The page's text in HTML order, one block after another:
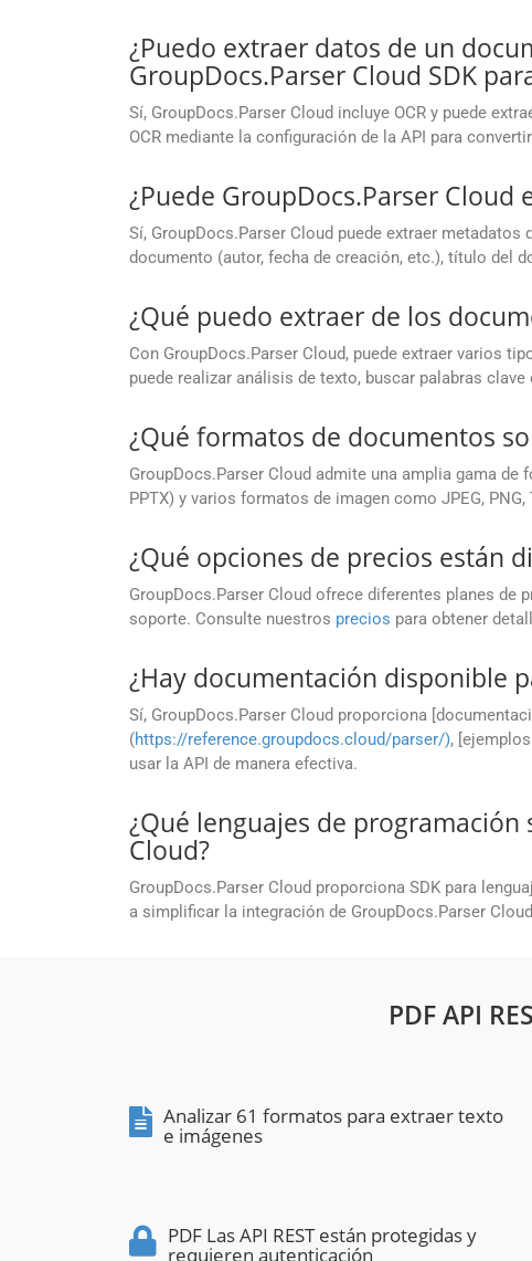
¿Puedo extraer datos de un
GroupDocs.Parser Cloud SDK
Sí, GroupDocs.Parser Cloud incluye OCR y puede
OCR mediante la configuración de la API para
¿Puede GroupDocs.Parser
Sí, GroupDocs.Parser Cloud puede extraer
documento (autor, fecha de creación, etc.), título del
¿Qué puedo extraer de los
Con GroupDocs.Parser Cloud, puede extraer varios
puede realizar análisis de texto, buscar palabras
¿Qué formatos de documentos
GroupDocs.Parser Cloud admite una amplia gama de
PPTX) y varios formatos de imagen como JPEG, PNG,
¿Qué opciones de precios están
GroupDocs.Parser Cloud ofrece diferentes planes
soporte. Consulte nuestros precios para obtener
¿Hay documentación disponible
Sí, GroupDocs.Parser Cloud proporciona
(https://reference.groupdocs.cloud/parser/),
usar la API de manera efectiva.
¿Qué lenguajes de
Cloud?
GroupDocs.Parser Cloud proporciona SDK para
a simplificar la integración de GroupDocs.Parser
PDF API
Analizar 61 formatos para extraer texto
e imágenes
PDF Las API REST están protegidas y
requieren autenticación